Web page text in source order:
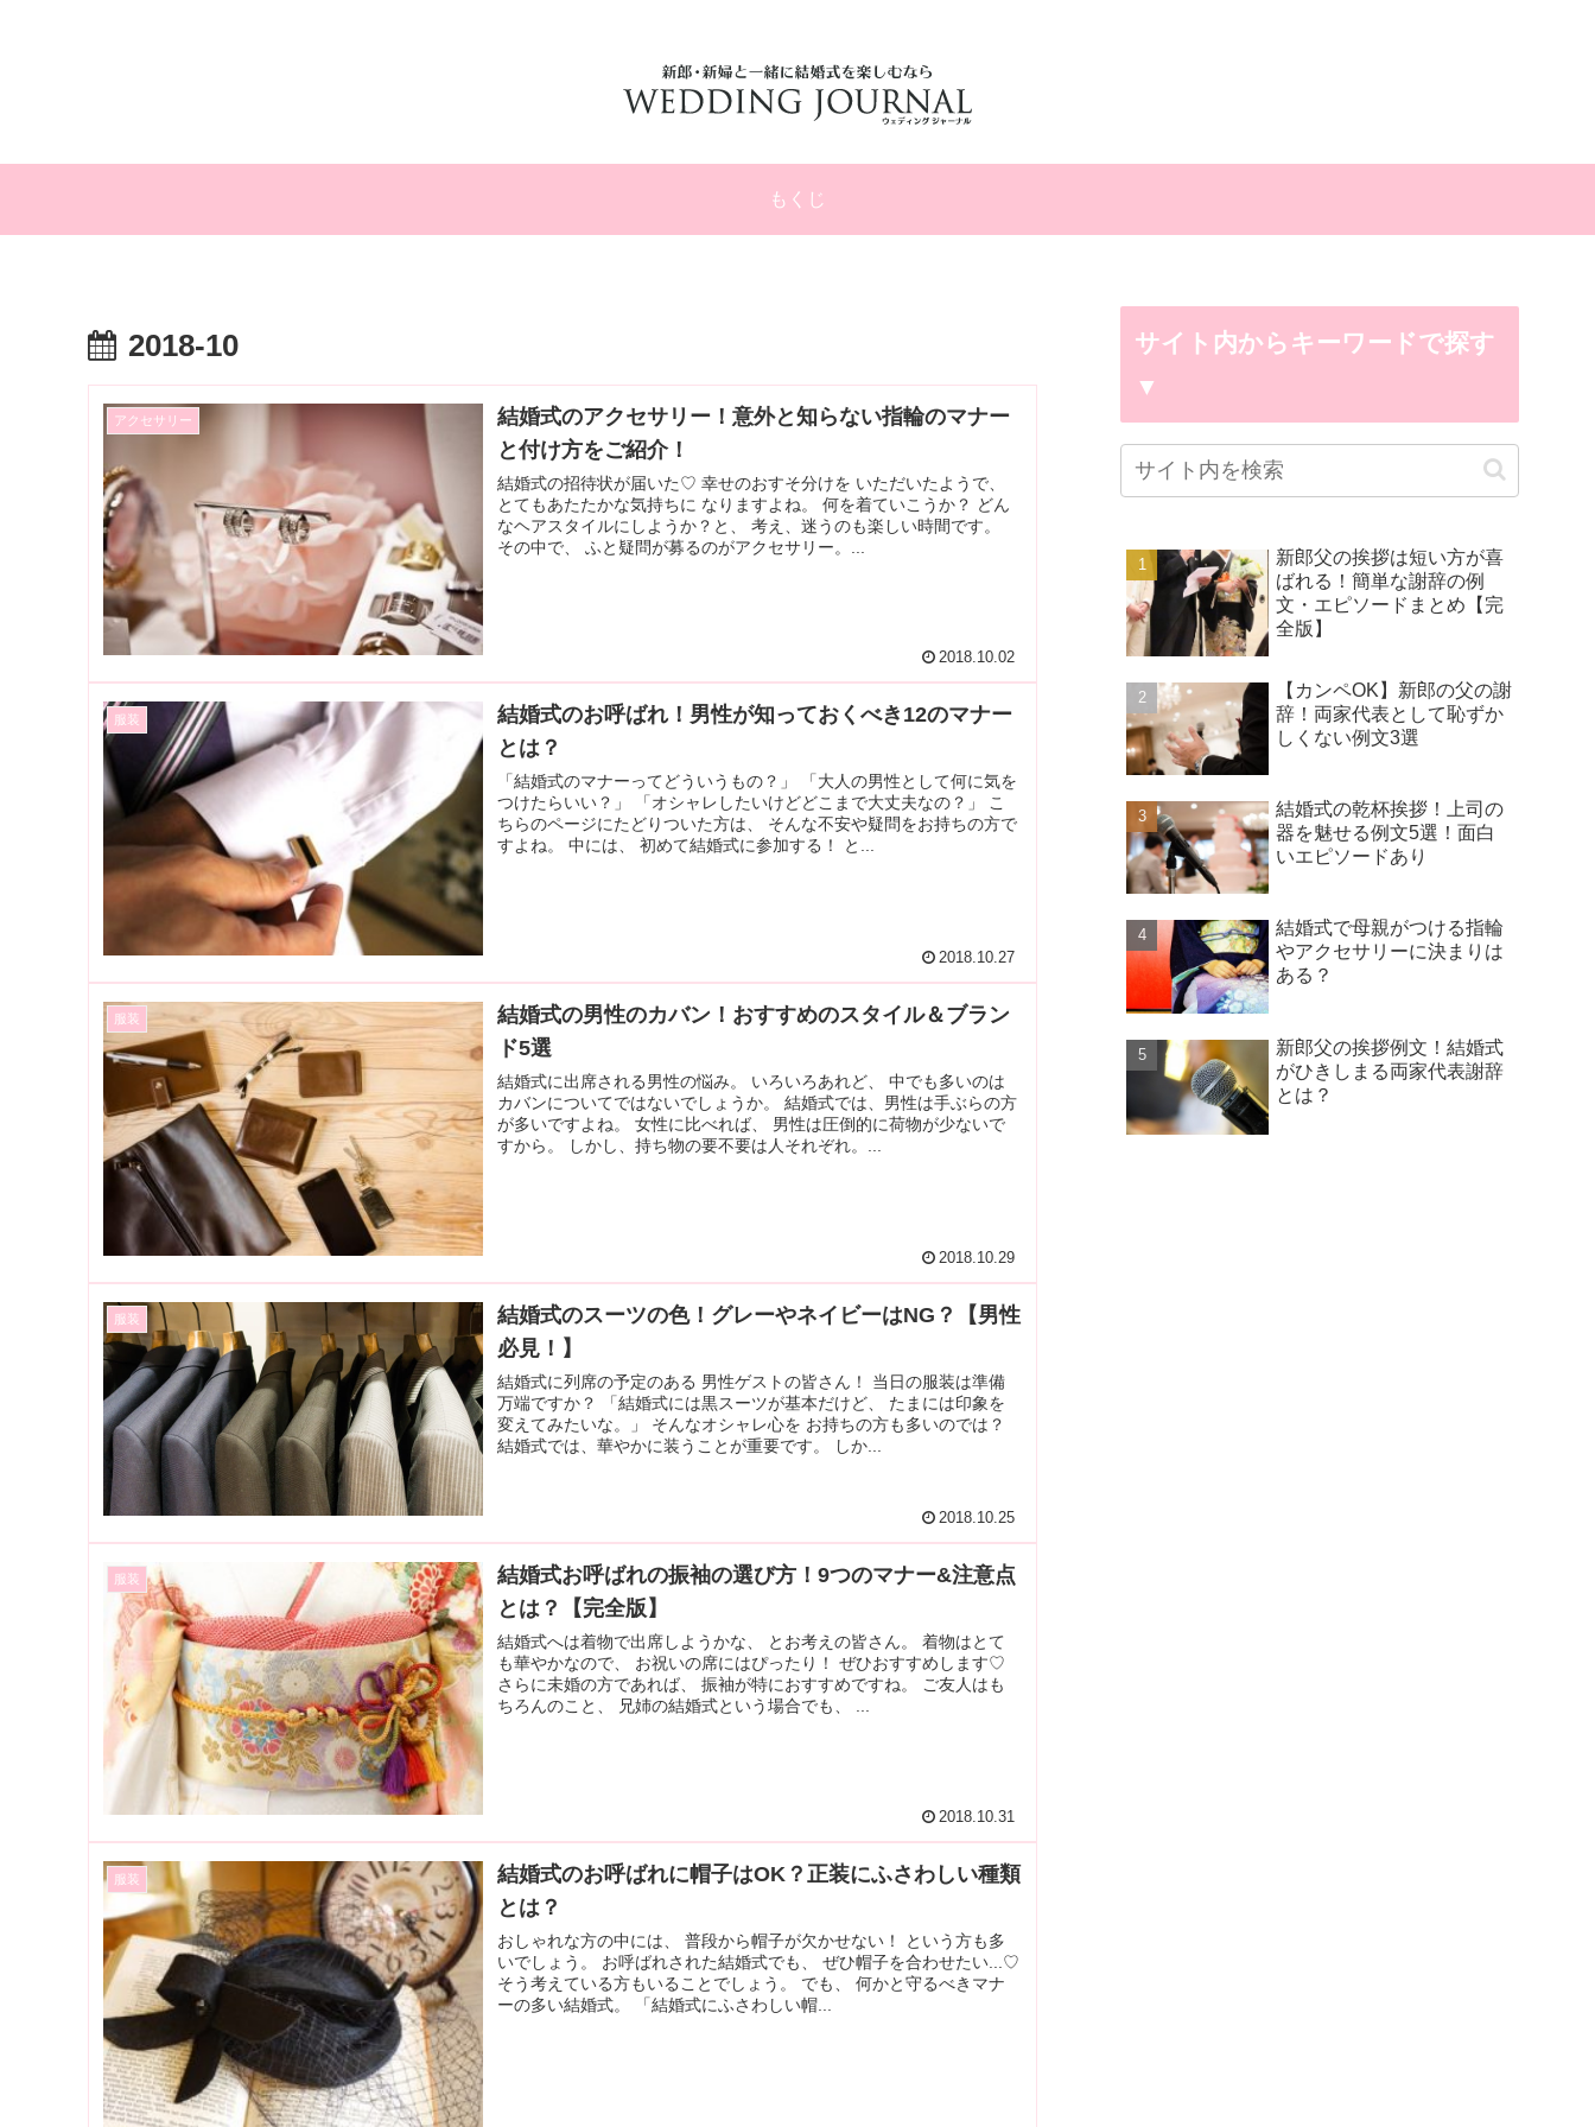
もくじ
2018-10
アクセサリー
結婚式のアクセサリー！意外と知らない指輪のマナー
と付け方をご紹介！
結婚式の招待状が届いた♡ 幸せのおすそ分けを いただいたようで、
とてもあたたかな気持ちに なりますよね。 何を着ていこうか？ どん
なヘアスタイルにしようか？と、 考え、迷うのも楽しい時間です。
その中で、 ふと疑問が募るのがアクセサリー。...
2018.10.02
服装
結婚式のお呼ばれ！男性が知っておくべき12のマナー
とは？
「結婚式のマナーってどういうもの？」 「大人の男性として何に気を
つけたらいい？」 「オシャレしたいけどどこまで大丈夫なの？」 こ
ちらのページにたどりついた方は、 そんな不安や疑問をお持ちの方で
すよね。 中には、 初めて結婚式に参加する！ と...
2018.10.27
服装
結婚式の男性のカバン！おすすめのスタイル＆ブラン
ド5選
結婚式に出席される男性の悩み。 いろいろあれど、 中でも多いのは
カバンについてではないでしょうか。 結婚式では、男性は手ぶらの方
が多いですよね。 女性に比べれば、 男性は圧倒的に荷物が少ないで
すから。 しかし、持ち物の要不要は人それぞれ。...
2018.10.29
服装
結婚式のスーツの色！グレーやネイビーはNG？【男性
必見！】
結婚式に列席の予定のある 男性ゲストの皆さん！ 当日の服装は準備
万端ですか？ 「結婚式には黒スーツが基本だけど、 たまには印象を
変えてみたいな。」 そんなオシャレ心を お持ちの方も多いのでは？
結婚式では、華やかに装うことが重要です。 しか...
2018.10.25
服装
結婚式お呼ばれの振袖の選び方！9つのマナー&注意点
とは？【完全版】
結婚式へは着物で出席しようかな、 とお考えの皆さん。 着物はとて
も華やかなので、 お祝いの席にはぴったり！ ぜひおすすめします♡
さらに未婚の方であれば、 振袖が特におすすめですね。 ご友人はも
ちろんのこと、 兄姉の結婚式という場合でも、 ...
2018.10.31
服装
結婚式のお呼ばれに帽子はOK？正装にふさわしい種類
とは？
おしゃれな方の中には、 普段から帽子が欠かせない！ という方も多
いでしょう。 お呼ばれされた結婚式でも、 ぜひ帽子を合わせたい...♡
そう考えている方もいることでしょう。 でも、 何かと守るべきマナ
ーの多い結婚式。 「結婚式にふさわしい帽...
サイト内からキーワードで探す
▼
新郎父の挨拶は短い方が喜
ばれる！簡単な謝辞の例
文・エピソードまとめ【完
全版】
【カンペOK】新郎の父の謝
辞！両家代表として恥ずか
しくない例文3選
結婚式の乾杯挨拶！上司の
器を魅せる例文5選！面白
いエピソードあり
結婚式で母親がつける指輪
やアクセサリーに決まりは
ある？
新郎父の挨拶例文！結婚式
がひきしまる両家代表謝辞
とは？